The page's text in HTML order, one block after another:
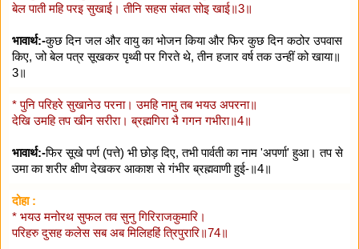
बेल पाती महि परइ सुखाई। तीनि सहस संबत सोइ खाई॥3॥
भावार्थ:-कुछ दिन जल और वायु का भोजन किया और फिर कुछ दिन कठोर उपवास
किए, जो बेल पत्र सूखकर पृथ्वी पर गिरते थे, तीन हजार वर्ष तक उन्हीं को खाया॥
3॥
* पुनि परिहरे सुखानेउ परना। उमहि नामु तब भयउ अपरना॥
देखि उमहि तप खीन सरीरा। ब्रह्मगिरा भै गगन गभीरा॥4॥
भावार्थ:-फिर सूखे पर्ण (पत्ते) भी छोड़ दिए, तभी पार्वती का नाम 'अपर्णा' हुआ। तप से
उमा का शरीर क्षीण देखकर आकाश से गंभीर ब्रह्मवाणी हुई-॥4॥
दोहा :
* भयउ मनोरथ सुफल तव सुनु गिरिराजकुमारि।
परिहरु दुसह कलेस सब अब मिलिहहिं त्रिपुरारि॥74॥